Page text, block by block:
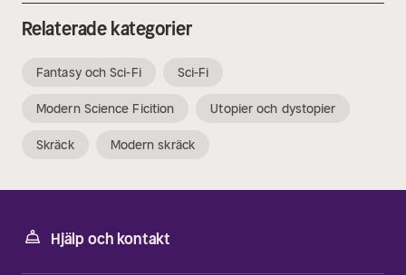
Relaterade kategorier
Fantasy och Sci-Fi Sci-Fi
Modern Science Ficition Utopier och dystopier
Skräck Modern skräck
Hjälp och kontakt